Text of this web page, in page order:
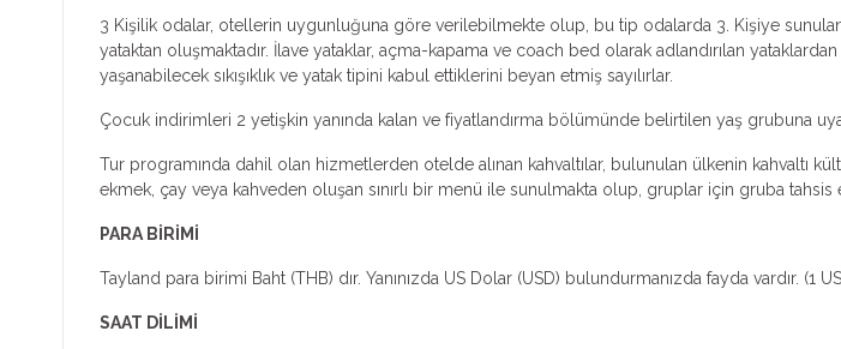
3 Kişilik odalar, otellerin uygunluğuna göre verilebilmekte olup, bu tip odalarda 3. Kişiye
yataktan oluşmaktadır. İlave yataklar, açma-kapama ve coach bed olarak adlandırılan
yaşanabilecek sıkışıklık ve yatak tipini kabul ettiklerini beyan etmiş sayılırlar.
Çocuk indirimleri 2 yetişkin yanında kalan ve fiyatlandırma bölümünde belirtilen yaş grubuna
Tur programında dahil olan hizmetlerden otelde alınan kahvaltılar, bulunulan ülkenin kahvaltı
ekmek, çay veya kahveden oluşan sınırlı bir menü ile sunulmakta olup, gruplar için gruba
PARA BİRİMİ
Tayland para birimi Baht (THB) dır. Yanınızda US Dolar (USD) bulundurmanızda fayda vardır. (1
SAAT DİLİMİ